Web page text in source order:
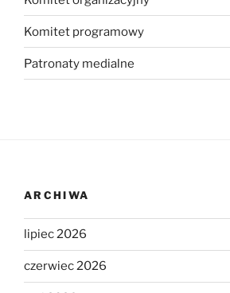
Komitet programowy
Patronaty medialne
ARCHIWA
lipiec 2026
czerwiec 2026